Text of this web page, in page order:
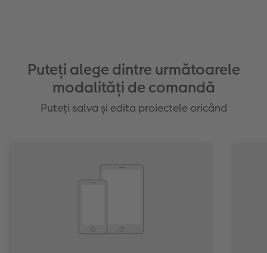
Puteți alege dintre următoarele
modalități de comandă
Puteți salva și edita proiectele oricând